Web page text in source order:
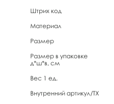
Штрих код
Материал
Размер
Размер в упаковке
д*ш*в, см
Вес 1 ед.
Внутренний артикул/TX